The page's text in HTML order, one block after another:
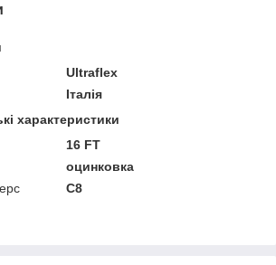
Ultraflex
Італія
характеристики
16 FT
оцинковка
C8